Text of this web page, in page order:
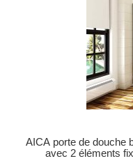
AICA porte de douche
avec 2 éléments